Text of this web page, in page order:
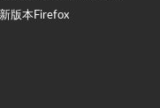
版本Firefox